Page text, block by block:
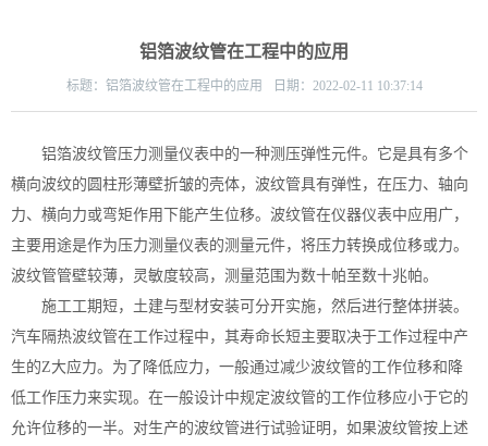
铝箔波纹管在工程中的应用
标题： 铝箔波纹管在工程中的应用 日期： 2022-02-11 10:37:14
铝箔波纹管压力测量仪表中的一种测压弹性元件。它是具有多个
横向波纹的圆柱形薄壁折皱的壳体，波纹管具有弹性，在压力、轴向
力、横向力或弯矩作用下能产生位移。波纹管在仪器仪表中应用广，
主要用途是作为压力测量仪表的测量元件，将压力转换成位移或力。
波纹管管壁较薄，灵敏度较高，测量范围为数十帕至数十兆帕。
施工工期短，土建与型材安装可分开实施，然后进行整体拼装。
汽车隔热波纹管在工作过程中，其寿命长短主要取决于工作过程中产
生的Z大应力。为了降低应力，一般通过减少波纹管的工作位移和降
低工作压力来实现。在一般设计中规定波纹管的工作位移应小于它的
允许位移的一半。对生产的波纹管进行试验证明，如果波纹管按上述